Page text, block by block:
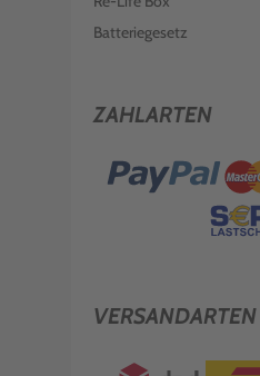
Batteriegesetz
ZAHLARTEN
VERSANDARTEN